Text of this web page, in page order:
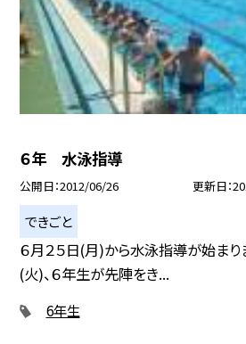
６年 水泳指導
公開日 2012/06/26 更新日
できごと
６月２５日(月)から水泳指導が始まり
(火)、６年生が先陣をき...
6年生